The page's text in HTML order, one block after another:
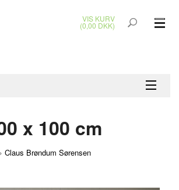
VIS KURV
(0,00 DKK)
x 100 cm
Claus Brøndum Sørensen